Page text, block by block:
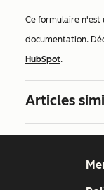
Ce formulaire n'est
documentation.
HubSpot.
Articles